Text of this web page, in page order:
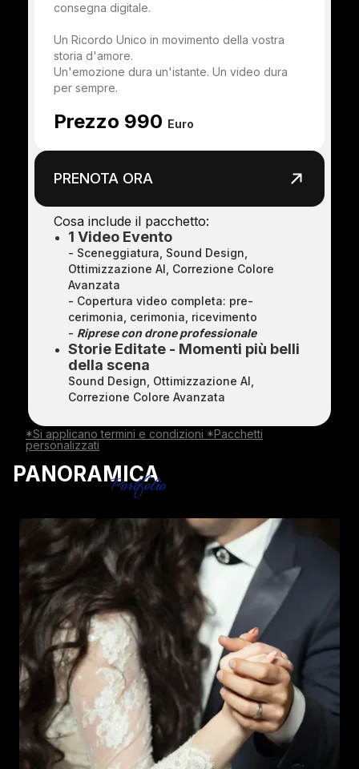
consegna digitale.
Un Ricordo Unico in movimento della vostra
storia d'amore.
Un'emozione dura un'istante. Un video dura
per sempre.
Prezzo 990 Euro
PRENOTA ORA
Cosa include il pacchetto:
1 Video Evento
- Sceneggiatura, Sound Design,
Ottimizzazione AI, Correzione Colore
Avanzata
- Copertura video completa: pre-
cerimonia, cerimonia, ricevimento
- Riprese con drone professionale
Storie Editate - Momenti più belli
della scena
Sound Design, Ottimizzazione AI,
Correzione Colore Avanzata
*Si applicano termini e condizioni *Pacchetti
personalizzati
PANORAMICA
Portfolio